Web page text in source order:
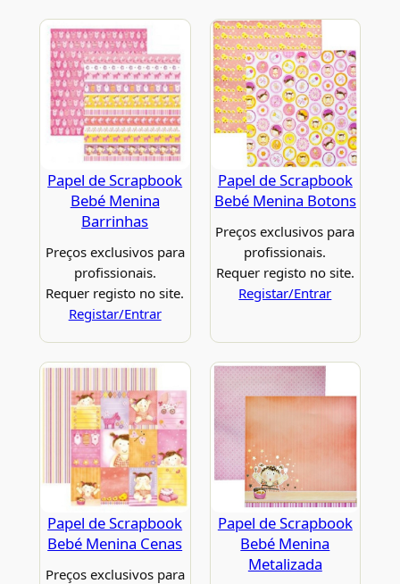
Papel de Scrapbook
Bebé Menina
Barrinhas
Preços exclusivos para
profissionais.
Requer registo no site.
Registar/Entrar
Papel de Scrapbook
Bebé Menina Botons
Preços exclusivos para
profissionais.
Requer registo no site.
Registar/Entrar
Papel de Scrapbook
Bebé Menina Cenas
Preços exclusivos para
Papel de Scrapbook
Bebé Menina
Metalizada